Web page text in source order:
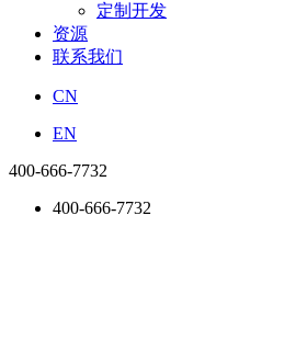
定制开发
资源
联系我们
CN
EN
400-666-7732
400-666-7732